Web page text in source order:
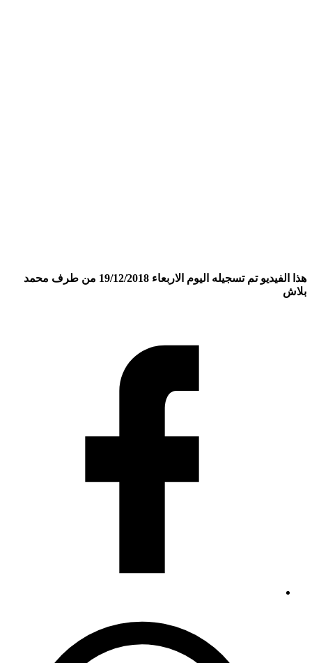
هذا الفيديو تم تسجيله اليوم الاربعاء 19/12/2018 من طرف محمد